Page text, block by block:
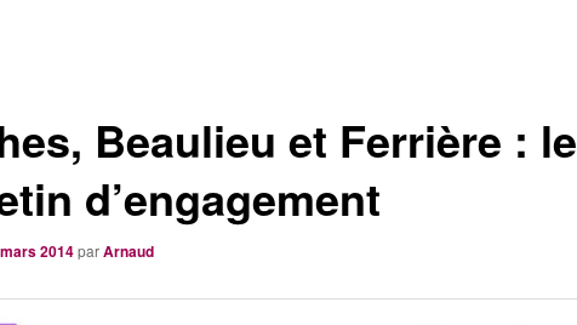
Beaulieu et Ferrière : le
d’engagement
2014parArnaud